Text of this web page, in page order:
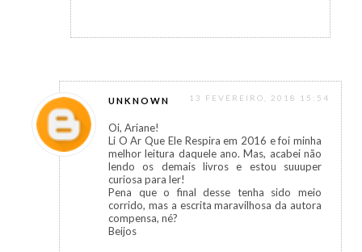
UNKNOWN 13 FEVEREIRO, 2018 15:54
Oi, Ariane!
Li O Ar Que Ele Respira em 2016 e foi minha
melhor leitura daquele ano. Mas, acabei não
lendo os demais livros e estou suuuper
curiosa para ler!
Pena que o final desse tenha sido meio
corrido, mas a escrita maravilhosa da autora
compensa, né?
Beijos